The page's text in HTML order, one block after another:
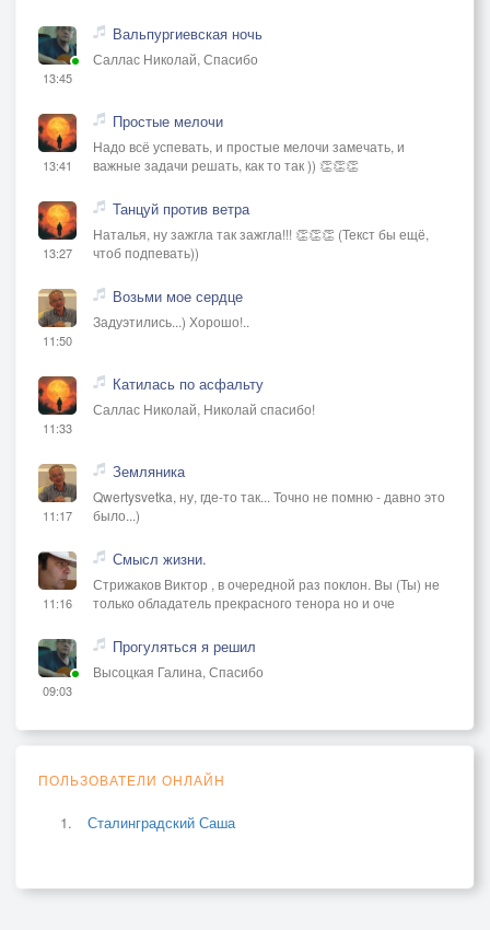
13:45
Вальпургиевская ночь
Саллас Николай, Спасибо
13:41
Простые мелочи
Надо всё успевать, и простые мелочи замечать, и
важные задачи решать, как то так )) 👏👏👏
13:27
Танцуй против ветра
Наталья, ну зажгла так зажгла!!! 👏👏👏 (Текст бы ещё,
чтоб подпевать))
11:50
Возьми мое сердце
Задуэтились...) Хорошо!..
11:33
Катилась по асфальту
Саллас Николай, Николай спасибо!
11:17
Земляника
Qwertysvetka, ну, где-то так... Точно не помню - давно это
было...)
11:16
Смысл жизни.
Стрижаков Виктор , в очередной раз поклон. Вы (Ты) не
только обладатель прекрасного тенора но и оче
09:03
Прогуляться я решил
Высоцкая Галина, Спасибо
ПОЛЬЗОВАТЕЛИ ОНЛАЙН
Сталинградский Саша